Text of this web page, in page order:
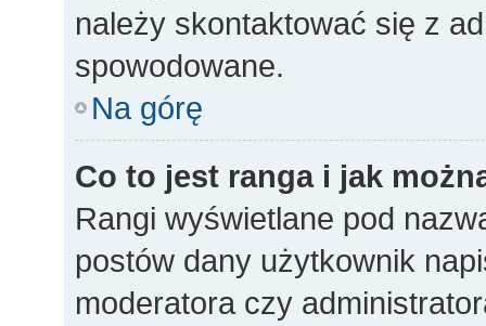
należy skontaktować się z
spowodowane.
Na górę
Co to jest ranga i jak
Rangi wyświetlane pod
postów dany użytkownik
moderatora czy